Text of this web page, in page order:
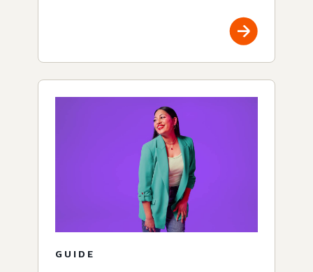
GUIDE